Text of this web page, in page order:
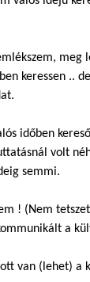
meg
keressen ..
időben
volt
semmi.
! (Nem
a
van (lehet) a